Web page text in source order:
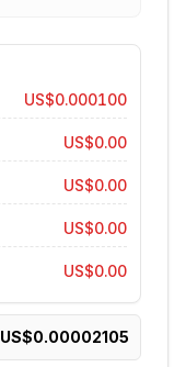
US$0.000100
US$0.00
US$0.00
US$0.00
US$0.00
US$0.00002105